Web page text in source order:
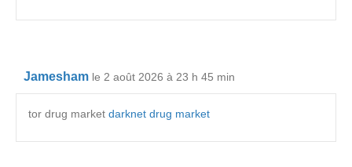
Jamesham le 2 août 2026 à 23 h 45 min
tor drug market darknet drug market